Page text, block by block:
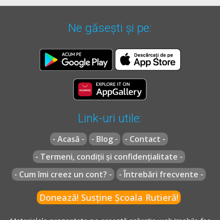
prioritate.
actualizată (Codul rutier)
** Regulament =REGULAMENT de aplicare a OUG
(Regulamentul codului rutier)
Ne găsești și pe:
Link-uri utile:
- Acasă - - Blog -
- Contact -
- Termeni, condiții și confidențialitate -
- Cum îmi creez un cont? -
- Întrebări frecvente -
Donează! Susține Școala Rutieră!